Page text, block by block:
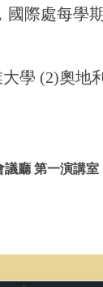
際處每學
學 (2)奧地
議廳 第一演講室